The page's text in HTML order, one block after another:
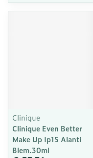
Clinique
Clinique Even Better
Make Up Ip15 Alanti
Blem.30ml